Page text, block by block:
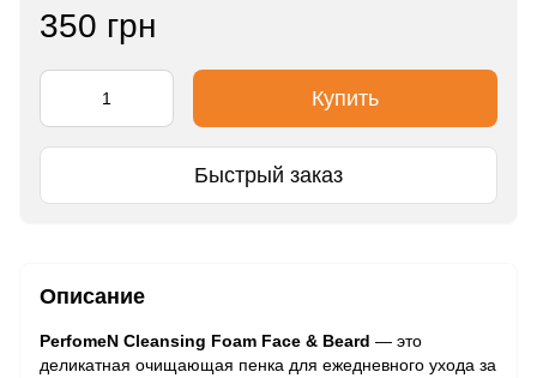
350 грн
Купить
Быстрый заказ
Описание
PerfomeN Cleansing Foam Face & Beard — это
деликатная очищающая пенка для ежедневного ухода за